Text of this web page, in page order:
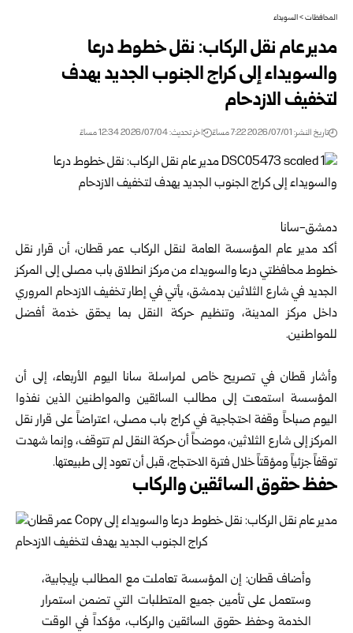
المحافظات>السويداء
مدير عام نقل الركاب: نقل خطوط درعا
والسويداء إلى كراج ‏الجنوب الجديد يهدف
لتخفيف الازدحام
تاريخ النشر: 2026/07/01 7:22 مساءً اخر تحديث: 2026/07/04 12:34 مساءً
دمشق-سانا‏
أكد مدير عام المؤسسة العامة لنقل الركاب عمر قطان، أن قرار ‏نقل
خطوط محافظتي درعا والسويداء من مركز انطلاق باب ‏مصلى إلى المركز
الجديد في شارع الثلاثين بدمشق، يأتي في ‏إطار تخفيف الازدحام المروري
داخل مركز المدينة، وتنظيم ‏حركة النقل بما يحقق خدمة أفضل
للمواطنين‎.‎
وأشار قطان في تصريح خاص لمراسلة سانا اليوم الأربعاء، ‏إلى أن
المؤسسة استمعت إلى مطالب السائقين والمواطنين الذين ‏نفذوا
اليوم صباحاً وقفة احتجاجية في كراج باب مصلى، ‏اعتراضاً على قرار نقل
المركز إلى شارع الثلاثين، موضحاً أن ‏حركة النقل لم تتوقف، وإنما شهدت
توقفاً جزئياً ومؤقتاً خلال ‏فترة الاحتجاج، قبل أن تعود إلى طبيعتها‎.‎
حفظ حقوق السائقين والركاب
وأضاف قطان: إن المؤسسة تعاملت مع المطالب بإيجابية،
‏وستعمل على تأمين جميع المتطلبات التي تضمن استمرار
‏الخدمة وحفظ حقوق السائقين والركاب، مؤكداً في الوقت